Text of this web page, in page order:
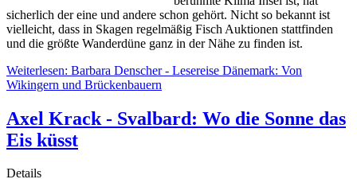
sicherlich der eine und andere schon gehört. Nicht so bekannt ist
vielleicht, dass in Skagen regelmäßig Fisch Auktionen stattfinden
und die größte Wanderdüne ganz in der Nähe zu finden ist.
Weiterlesen: Barbara Denscher - Lesereise Dänemark: Von
Wikingern und Brückenbauern
Axel Krack - Svalbard: Wo die Sonne das
Eis küsst
Details